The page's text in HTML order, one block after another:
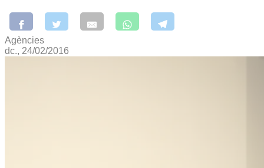
Agències
dc., 24/02/2016